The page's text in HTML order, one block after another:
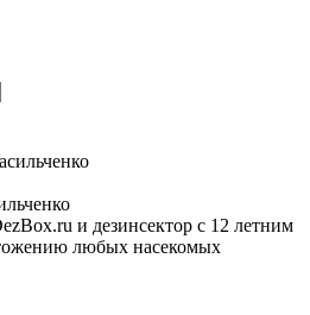
и дезинсектор с 12 летним
любых насекомых